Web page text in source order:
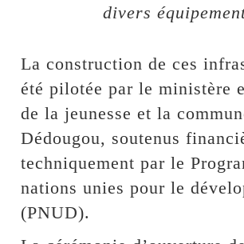
divers
La construction de ces
été pilotée par le ministère
de la jeunesse et la
Dédougou, soutenus
techniquement par le
nations unies pour le
(PNUD).